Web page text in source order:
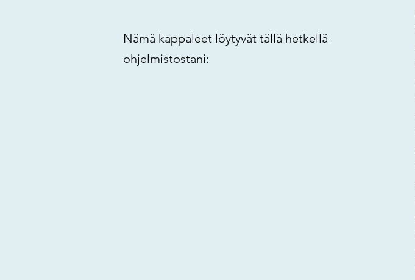
Nämä kappaleet löytyvät tällä hetkellä
ohjelmistostani: